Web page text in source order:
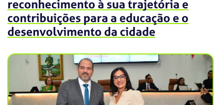
reconhecimento à sua trajetória e
contribuições para a educação e o
desenvolvimento da cidade